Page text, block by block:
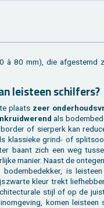
à 80 mm), die af­ge­stemd
lei­steen schil­fers?
plaats zeer
als
of sier­perk kan
klas­sie­ke grind- of
baant zich een weg
ma­nier. Naast de
is
kleur trekt
stijl of op de
komen